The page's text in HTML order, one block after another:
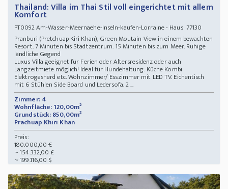
Thailand: Villa im Thai Stil voll eingerichtet mit allem
Komfort
PT0092Am-Wasser-Meernaehe-Inseln-kaufen-Lorraine - Haus 77130
Pranburi (Pretchuap Kiri Khan), Green Moutain View in einem bewachten
Resort. 7 Minuten bis Stadtzentrum. 15 Minuten bis zum Meer. Ruhige
ländliche Gegend
Luxus Villa geeignet für Ferien oder Altersresidenz oder auch
Langzeitmiete möglich! Ideal für Hundehaltung. Küche Kombi
Elektrogasherd etc. Wohnzimmer/ Esszimmer mit LED TV. Eichentisch
mit 6 Stühlen Side Board und Ledersofa. 2 ...
Zimmer: 4
Wohnfläche: 120,00m²
Grundstück: 850,00m²
Prachuap Khiri Khan
Preis:
180.000,00 €
~ 154.332,00 £
~ 199.116,00 $